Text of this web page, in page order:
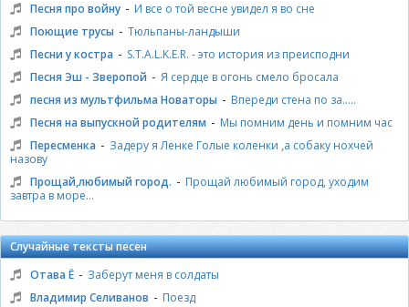
Песня про войну - И все о той весне увидел я во сне
Поющие трусы - Тюльпаны-ландыши
Песни у костра - S.T.A.L.K.E.R. - это история из преисподни
Песня Эш - Зверопой - Я сердце в огонь смело бросала
песня из мультфильма Новаторы - Впереди стена по за.....
Песня на выпускной родителям - Мы помним день и помним час
Пересменка - Задеру я Ленке Голые коленки ,а собаку нохчей
назову
Прощай,любимый город. - Прощай любимый город, уходим
завтра в море...
Случайные тексты песен
Отава Ё - Заберут меня в солдаты
Владимир Селиванов - Поезд